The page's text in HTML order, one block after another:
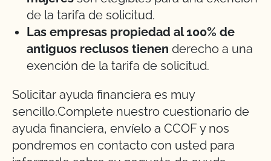
de la tarifa de solicitud.
Las empresas propiedad al 100% de
antiguos reclusos tienen derecho a una
exención de la tarifa de solicitud.
Solicitar ayuda financiera es muy
sencillo.Complete nuestro cuestionario de
ayuda financiera, envíelo a CCOF y nos
pondremos en contacto con usted para